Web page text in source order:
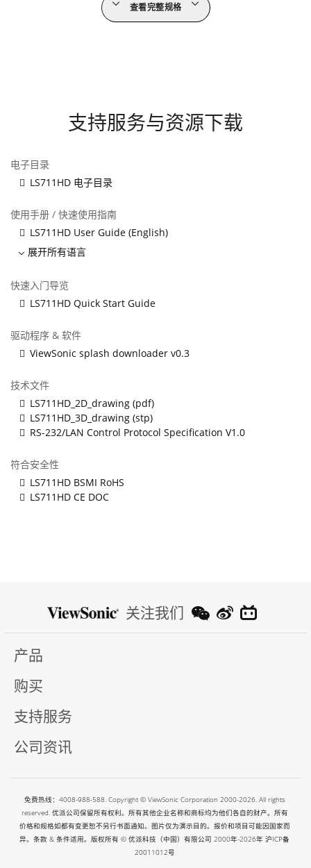
查看完整规格
支持服务与资源下载
电子目录
LS711HD 电子目录
使用手册 / 快速使用指南
LS711HD User Guide (English)
展开所有语言
快速入门导览
LS711HD Quick Start Guide
驱动程序 & 软件
ViewSonic splash downloader v0.3
技术文件
LS711HD_2D_drawing (pdf)
LS711HD_3D_drawing (stp)
RS-232/LAN Control Protocol Specification V1.0
符合安全性
LS711HD BSMI RoHS
LS711HD CE DOC
关注我们
产品
购买
支持服务
公司资讯
免费热线：4008-988-588. Copyright © ViewSonic Corporation 2000-2026. All rights
reserved. 优派公司保留所有权利。所有其他企业名称和商标均为他们各自的财产。所有
价格和规格如都有变更恕不另行书面通知。图片仅为演示目的。报价和项目可能因国家而
异。条款 & 条件适用。版权所有 © 优派科技（中国）有限公司 2000年-2026年沪ICP备
20011012号